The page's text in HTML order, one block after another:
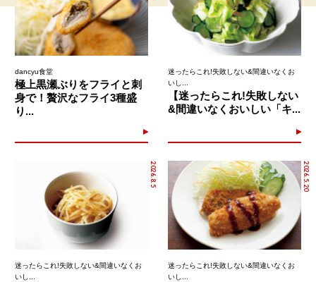
dancyu食堂
極上黒瀬ぶりをフライと刺
身で！贅沢なフライ3種盛
り...
迷ったらこれ!失敗しない&間違いなくお
いし...
【迷ったらこれ!失敗しない
&間違いなくおいしい「キ...
2026.8.5
迷ったらこれ!失敗しない&間違いなくお
いし...
2026.5.20
迷ったらこれ!失敗しない&間違いなくお
いし...